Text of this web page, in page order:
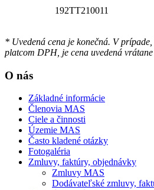
192TT210011
* Uvedená cena je konečná. V
platcom DPH, je cena uvedená
O nás
Základné informácie
Členovia MAS
Ciele a činnosti
Územie MAS
Často kladené otázky
Fotogaléria
Zmluvy, faktúry, objednávky
Zmluvy MAS
Dodávateľské zmluvy,